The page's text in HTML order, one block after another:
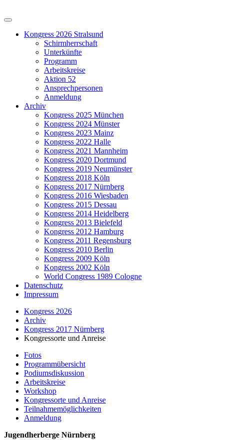
Kongress 2026 Stralsund
Schirmherrschaft
Unterkünfte
Programm
Arbeitskreise
Aktion 52
Ansprechpersonen
Anmeldung
Archiv
Kongress 2025 München
Kongress 2024 Münster
Kongress 2023 Mainz
Kongress 2022 Halle
Kongress 2021 Mannheim
Kongress 2020 Dortmund
Kongress 2019 Neumünster
Kongress 2018 Köln
Kongress 2017 Nürnberg
Kongress 2016 Wiesbaden
Kongress 2015 Dessau
Kongress 2014 Heidelberg
Kongress 2013 Bielefeld
Kongress 2012 Hamburg
Kongress 2011 Regensburg
Kongress 2010 Berlin
Kongress 2009 Köln
Kongress 2002 Köln
World Congress 1989 Cologne
Datenschutz
Impressum
Kongress 2026
Archiv
Kongress 2017 Nürnberg
Kongressorte und Anreise
Fotos
Programmübersicht
Podiumsdiskussion
Arbeitskreise
Workshop
Kongressorte und Anreise
Teilnahmemöglichkeiten
Anmeldung
Jugendherberge Nürnberg